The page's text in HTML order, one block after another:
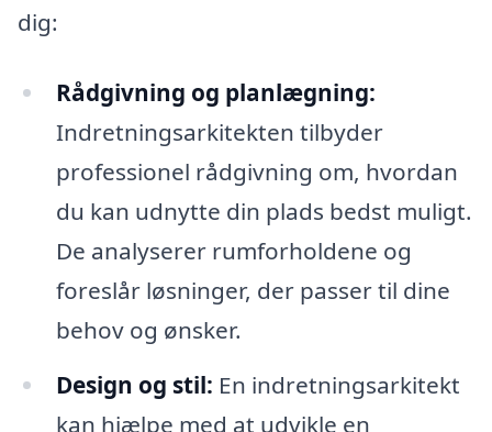
dig:
Rådgivning og planlægning:
Indretningsarkitekten tilbyder
professionel rådgivning om, hvordan
du kan udnytte din plads bedst muligt.
De analyserer rumforholdene og
foreslår løsninger, der passer til dine
behov og ønsker.
Design og stil: En indretningsarkitekt
kan hjælpe med at udvikle en